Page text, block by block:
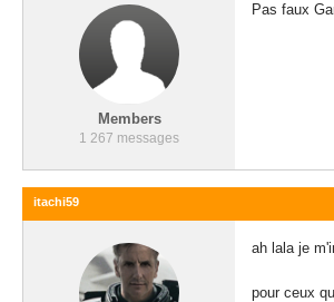
Members
1 267 messages
Pas faux
itachi59
ah lala je
pour ceux